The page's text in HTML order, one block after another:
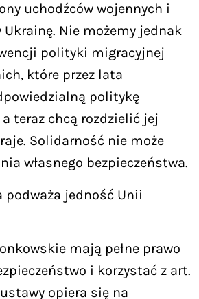
uchodźców wojennych i
Nie możemy jednak
polityki migracyjnej
które przez lata
politykę
teraz chcą rozdzielić jej
Solidarność nie może
własnego bezpieczeństwa.
podważa jedność Unii
mają pełne prawo
i korzystać z art.
ustawy opiera się na